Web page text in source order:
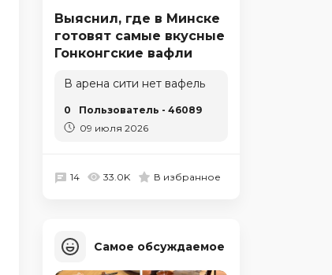
Выяснил, где в Минске
готовят самые вкусные
Гонконгские вафли
В арена сити нет вафель
0
Пользователь - 46089
09 июля 2026
14 33.0K В избранное
Самое обсуждаемое